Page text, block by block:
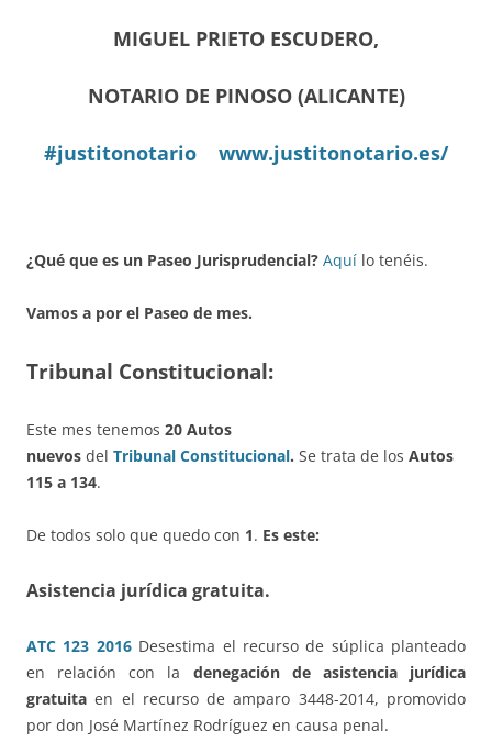
MIGUEL PRIETO ESCUDERO,
NOTARIO DE PINOSO (ALICANTE)
#justitonotario www.justitonotario.es/
¿Qué que es un Paseo Jurisprudencial? Aquí lo tenéis.
Vamos a por el Paseo de mes.
Tribunal Constitucional:
Este mes tenemos 20 Autos
nuevos del Tribunal Constitucional. Se trata de los Autos
115 a 134.
De todos solo que quedo con 1. Es este:
Asistencia jurídica gratuita.
ATC 123 2016 Desestima el recurso de súplica planteado
en relación con la denegación de asistencia jurídica
gratuita en el recurso de amparo 3448-2014, promovido
por don José Martínez Rodríguez en causa penal.